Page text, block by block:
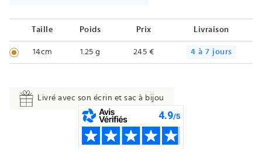
Taille Poids Prix Livraison
14cm 1.25 g 245 € 4 à 7 jours
Livré avec son écrin et sac à bijou